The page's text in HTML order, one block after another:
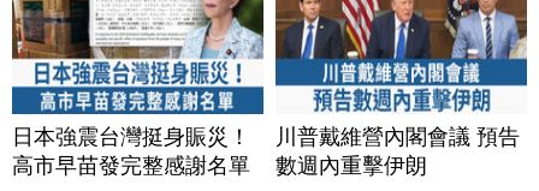
日本強震台灣挺身賑災！
高市早苗發完整感謝名單
川普戴維營內閣會議 預告
數週內重擊伊朗